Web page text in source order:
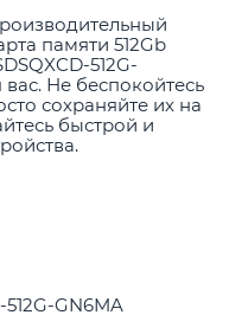
памяти 512Gb
512G-
Не беспокойтесь
сохраняйте их на
быстрой и
GN6MA